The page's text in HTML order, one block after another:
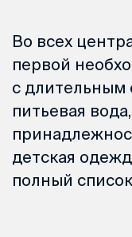
Во всех
первой
с длительным
питьевая
детская
полный